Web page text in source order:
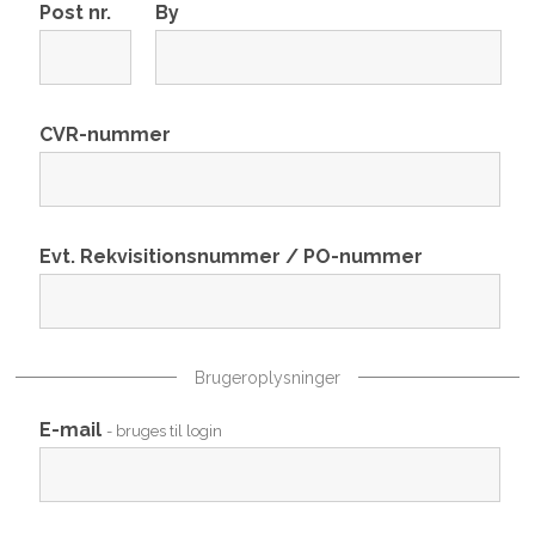
Post nr. By
CVR-nummer
Evt. Rekvisitionsnummer / PO-nummer
Brugeroplysninger
E-mail - bruges til login